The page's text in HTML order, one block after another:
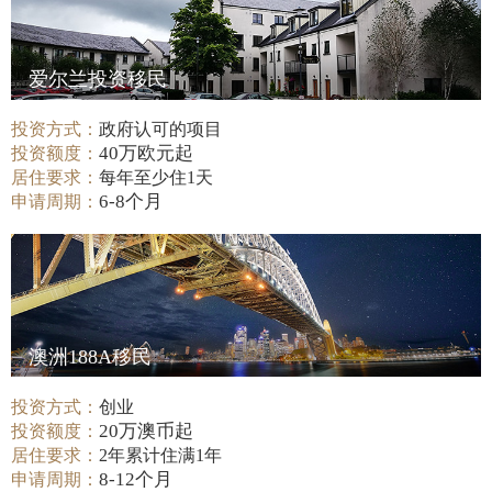
爱尔兰投资移民
投资方式：政府认可的项目
投资额度：40万欧元起
居住要求：每年至少住1天
申请周期：6-8个月
澳洲188A移民
投资方式：创业
投资额度： 20万澳币起
居住要求： 2年累计住满1年
申请周期：8-12个月